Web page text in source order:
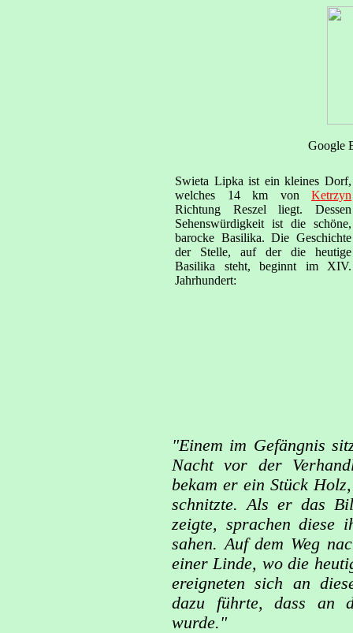
Google
Swieta Lipka ist ein kleines Dorf,
welches 14 km von Ketrzyn
Richtung Reszel liegt. Dessen
Sehenswürdigkeit ist die schöne,
barocke Basilika. Die Geschichte
der Stelle, auf der die heutige
Basilika steht, beginnt im XIV.
Jahrhundert:
"Einem im Gefängnis
Nacht vor der
bekam er ein Stück
schnitzte. Als er das
zeigte, sprachen diese
sahen. Auf dem Weg
einer Linde, wo die
ereigneten sich an
dazu führte, dass an
wurde."